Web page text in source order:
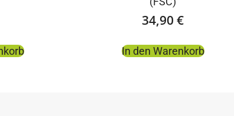
34,90 €
In den Warenkorb